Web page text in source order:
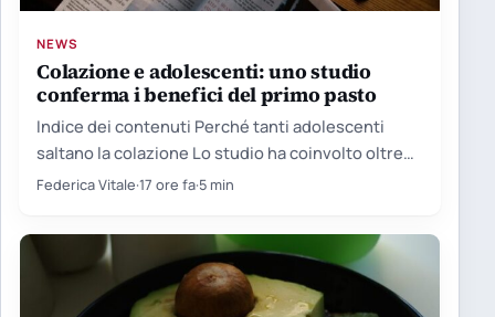
NEWS
Colazione e adolescenti: uno studio
conferma i benefici del primo pasto
Indice dei contenuti Perché tanti adolescenti
saltano la colazione Lo studio ha coinvolto oltre
cento giovani Le proteine…
Federica Vitale·17 ore fa·5 min